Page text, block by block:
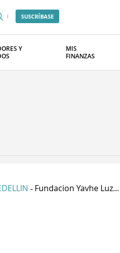
SUSCRÍBASE
Y
MIS
FINANZAS
- Fundacion Yavhe Luz...